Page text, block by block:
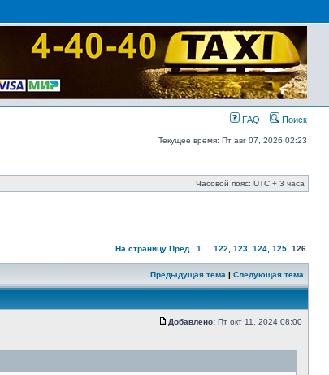
FAQ Поиск
Текущее время: Пт авг 07, 2026 02:23
Часовой пояс: UTC + 3 часа
На страницу Пред. 1 122 123 124 125 126
Предыдущая тема | Следующая тема
Добавлено: Пт окт 11, 2024 08:00